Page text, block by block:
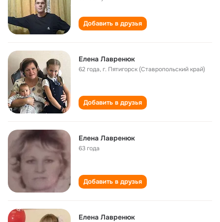
Добавить в друзья
Елена Лавренюк
62 года,г. Пятигорск (Ставропольский край)
Добавить в друзья
Елена Лавренюк
63 года
Добавить в друзья
Елена Лавренюк